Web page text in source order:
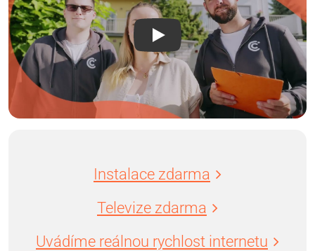
Instalace zdarma
Televize zdarma
Uvádíme reálnou rychlost internetu